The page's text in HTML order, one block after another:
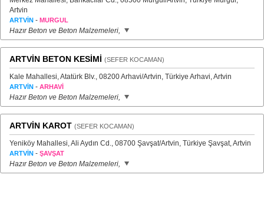
Artvin
ARTVİN - MURGUL
Hazır Beton ve Beton Malzemeleri,
ARTVİN BETON KESİMİ (SEFER KOCAMAN)
Kale Mahallesi, Atatürk Blv., 08200 Arhavi/Artvin, Türkiye Arhavi, Artvin
ARTVİN - ARHAVİ
Hazır Beton ve Beton Malzemeleri,
ARTVİN KAROT (SEFER KOCAMAN)
Yeniköy Mahallesi, Ali Aydın Cd., 08700 Şavşat/Artvin, Türkiye Şavşat, Artvin
ARTVİN - ŞAVŞAT
Hazır Beton ve Beton Malzemeleri,